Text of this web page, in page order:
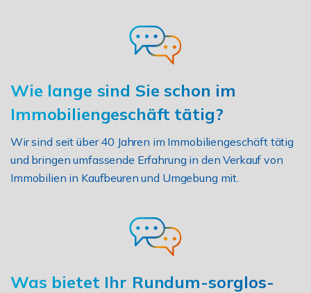
Wie lange sind Sie schon im
Immobiliengeschäft tätig?
Wir sind seit über 40 Jahren im Immobiliengeschäft tätig
und bringen umfassende Erfahrung in den Verkauf von
Immobilien in Kaufbeuren und Umgebung mit.
Was bietet Ihr Rundum-sorglos-